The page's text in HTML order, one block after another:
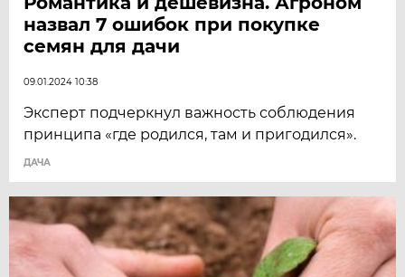
назвал 7 ошибок при покупке
семян для дачи
09.01.2024 10:38
Эксперт подчеркнул важность соблюдения
принципа «где родился, там и пригодился».
ДАЧА